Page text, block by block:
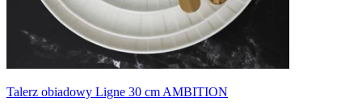
Talerz obiadowy Ligne 30 cm AMBITION